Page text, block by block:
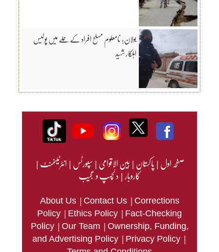
بولان؛ نامعلوم مسلح افراد کے حملے میں پولیس
اہلکار شہید
صفحہ اول|پاکستان|بین الاقوامی|سپورٹس|انٹرٹینمنٹ|
کاروبار|دلچسپ و عجیب
About Us | Contact Us | Corrections
Policy | Ethics Policy | Fact-Checking
Policy | Our Team | Ownership, Funding,
and Advertising Policy | Privacy Policy |